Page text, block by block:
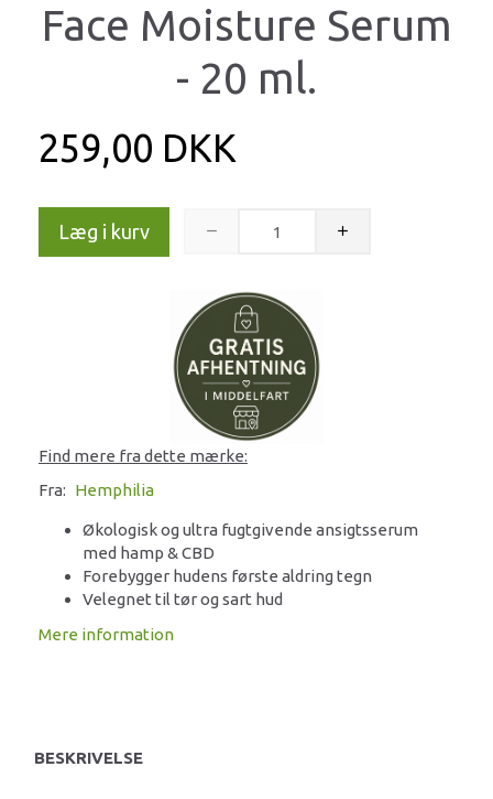
Face Moisture Serum
- 20 ml.
259,00 DKK
Læg i kurv
Find mere fra dette mærke:
Fra: Hemphilia
Økologisk og ultra fugtgivende ansigtsserum
med hamp & CBD
Forebygger hudens første aldring tegn
Velegnet til tør og sart hud
Mere information
BESKRIVELSE